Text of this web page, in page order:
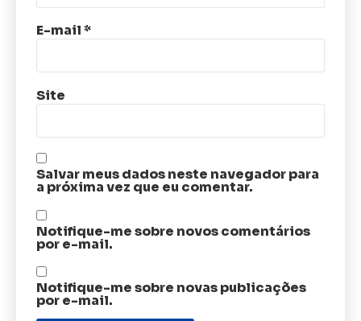
E-mail*
Site
Salvar meus dados neste navegador para
a próxima vez que eu comentar.
Notifique-me sobre novos comentários
por e-mail.
Notifique-me sobre novas publicações
por e-mail.